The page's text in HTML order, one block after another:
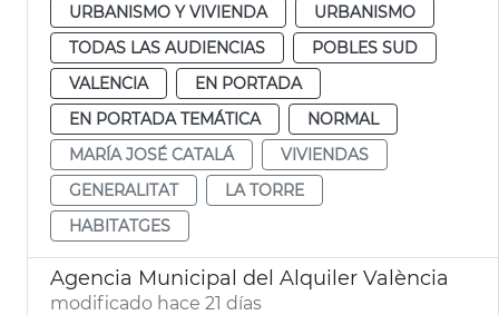
URBANISMO Y VIVIENDA
URBANISMO
TODAS LAS AUDIENCIAS
POBLES SUD
VALENCIA
EN PORTADA
EN PORTADA TEMÁTICA
NORMAL
MARÍA JOSÉ CATALÁ
VIVIENDAS
GENERALITAT
LA TORRE
HABITATGES
Agencia Municipal del Alquiler València
modificado hace 21 días